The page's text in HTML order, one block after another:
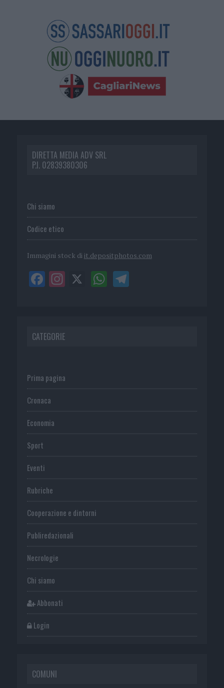
DIRETTA MEDIA ADV SRL
P.I. 02839380306
Chi siamo
Codice etico
Immagini stock di it.depositphotos.com
CATEGORIE
Prima pagina
Cronaca
Economia
Sport
Eventi
Rubriche
Cooperazione e dintorni
Publiredazionali
Necrologie
Chi siamo
Abbonati
Login
COMUNI